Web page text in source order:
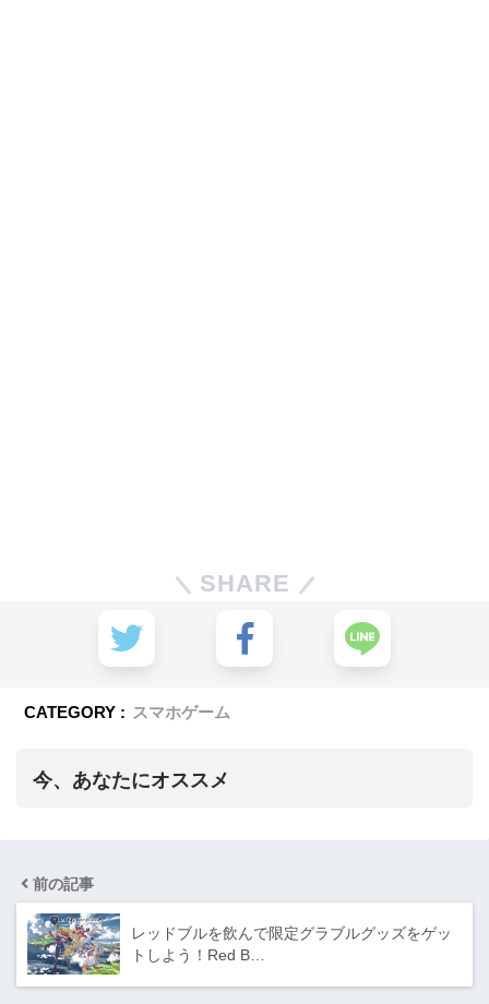
SHARE
CATEGORY : スマホゲーム
今、あなたにオススメ
前の記事
レッドブルを飲んで限定グラブルグッズをゲッ
トしよう！Red B…